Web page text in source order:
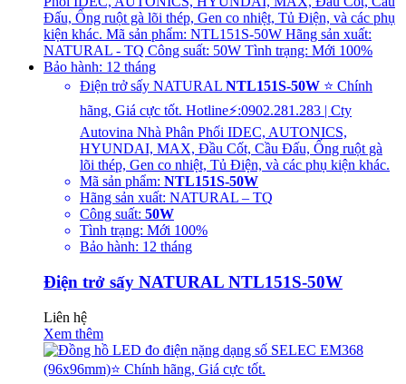
Điện trở sấy NATURAL NTL151S-50W ⭐ Chính
hãng, Giá cực tốt. Hotline⚡:0902.281.283 | Cty
Autovina Nhà Phân Phối IDEC, AUTONICS,
HYUNDAI, MAX, Đầu Cốt, Cầu Đấu, Ống ruột gà
lõi thép, Gen co nhiệt, Tủ Điện, và các phụ kiện khác.
Mã sản phẩm: NTL151S-50W
Hãng sản xuất: NATURAL – TQ
Công suất: 50W
Tình trạng: Mới 100%
Bảo hành: 12 tháng
Điện trở sấy NATURAL NTL151S-50W
Liên hệ
Xem thêm